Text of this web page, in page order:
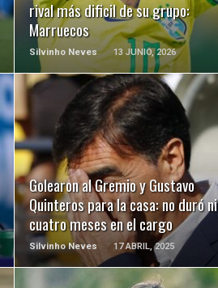
rival más dificil de su grupo:
Marruecos
Silvinho Neves 13 JUNIO, 2026
Golearon al Gremio y Gustavo
Quinteros para la casa: no duró ni
cuatro meses en el cargo
Silvinho Neves 17 ABRIL, 2025
LEER MÁS